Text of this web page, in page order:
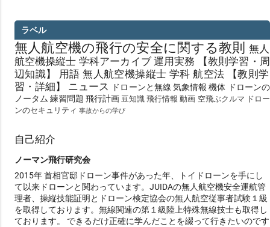
ラベル
無人航空機の飛行の安全に関する教則 無⼈
航空機操縦士 学科アーカイブ 運用実務
【教則学習・周
辺知識】
用語 無⼈航空機操縦士 学科 航空法
【教則学
習・詳細】
ニュース ドローンと無線 気象情報 機体 ドローンの
ノータム 練習問題 飛行計画 豆知識 飛行情報 動画 空飛ぶクルマ ドロー
ンのセキュリティ 事故からの学び
自己紹介
ノーマン飛行研究会
2015年 首相官邸ドローン事件があった年、トイドローンを手にし
て以来ドローンと関わっています。JUIDAの無人航空機安全運航管
理者、操縦技能証明とドローン検定協会の無人航空従事者試験１級
を取得しております。無線関連の第１級陸上特殊無線技士も取得し
ております。 できるだけ正確に学んだことを綴って行きたいのです